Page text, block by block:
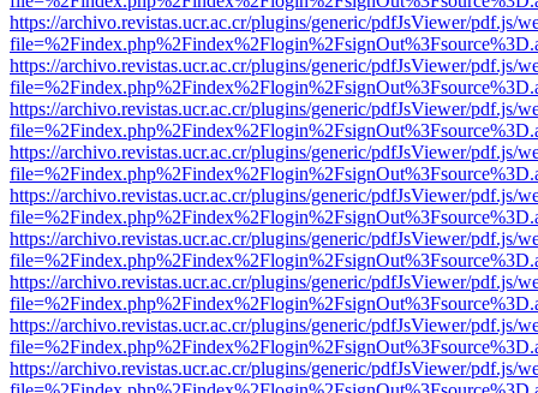
https://archivo.revistas.ucr.ac.cr/plugins/generic/pdfJsViewer/pdf.js/
https://archivo.revistas.ucr.ac.cr/plugins/generic/pdfJsViewer/pdf.js/
https://archivo.revistas.ucr.ac.cr/plugins/generic/pdfJsViewer/pdf.js/
https://archivo.revistas.ucr.ac.cr/plugins/generic/pdfJsViewer/pdf.js/
https://archivo.revistas.ucr.ac.cr/plugins/generic/pdfJsViewer/pdf.js/
https://archivo.revistas.ucr.ac.cr/plugins/generic/pdfJsViewer/pdf.js/
https://archivo.revistas.ucr.ac.cr/plugins/generic/pdfJsViewer/pdf.js/
https://archivo.revistas.ucr.ac.cr/plugins/generic/pdfJsViewer/pdf.js/
https://archivo.revistas.ucr.ac.cr/plugins/generic/pdfJsViewer/pdf.js/